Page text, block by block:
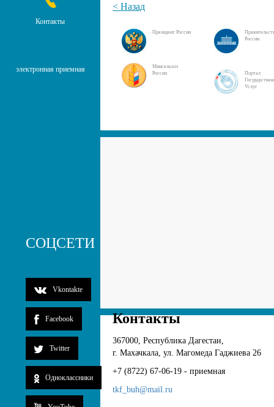
Контакты
электронная приемная
СОЦСЕТИ
Vkontakte
Facebook
Twitter
Одноклассники
< Назад
Президент России
Минсельхоз
России
России
Портал
Услуг
Контакты
367000, Республика Дагестан,
г. Махачкала, ул. Магомеда Гаджиева 26
+7 (8722) 67-06-19 - приемная
tkf_buh@mail.ru